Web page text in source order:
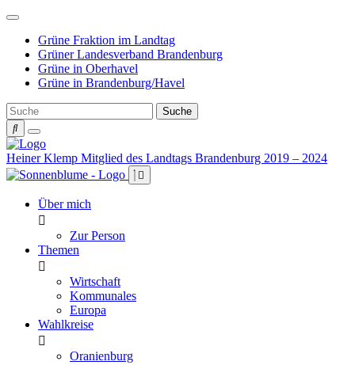
Weiter
Inhalt
Grüne Fraktion im Landtag
Grüner Landesverband Brandenburg
Grüne in Oberhavel
Grüne in Brandenburg/Havel
Heiner Klemp Mitglied des Landtags Brandenburg 2019 – 2024
Über mich
Zur Person
Themen
Wirtschaft
Kommunales
Europa
Wahlkreise
Oranienburg